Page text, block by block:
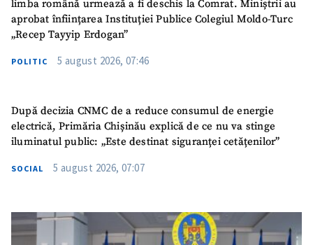
limba română urmează a fi deschis la Comrat. Miniștrii au
aprobat înființarea Instituției Publice Colegiul Moldo-Turc
„Recep Tayyip Erdogan”
POLITIC 5 august 2026, 07:46
După decizia CNMC de a reduce consumul de energie
electrică, Primăria Chișinău explică de ce nu va stinge
iluminatul public: „Este destinat siguranței cetățenilor”
SOCIAL 5 august 2026, 07:07